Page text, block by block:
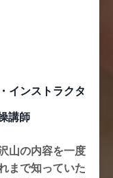
インストラクタ
講師
山の内容を一度
まで知っていた